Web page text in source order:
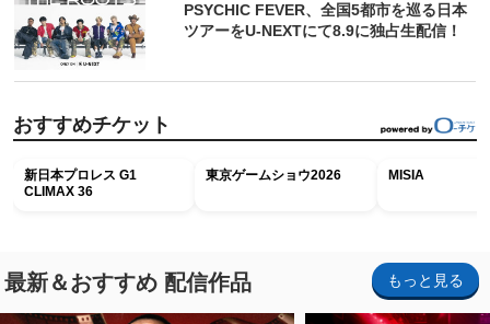
PSYCHIC FEVER、全国5都市を巡る日本
ツアーをU‐NEXTにて8.9に独占生配信！
おすすめチケット
新日本プロレス G1
CLIMAX 36
東京ゲームショウ2026 MISIA
最新＆おすすめ 配信作品 もっと見る